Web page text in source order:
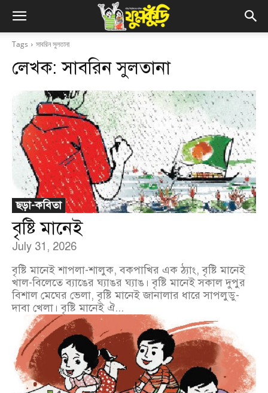
Tags সাবরিন সুলতানা
লেখক:সাবরিন সুলতানা
ছড়া-কবিতা
বৃষ্টি মানেই
July 31, 2026
বৃষ্টি মানেই শাপলা-শালুক, বকপাখির এক ঠ্যাং, বৃষ্টি মানেই
খাল-বিলেতে ব্যাঙের ঘ্যাঙর ঘ্যাঙ। বৃষ্টি মানেই সকাল দুপুর
বিশাল মেঘের ভেলা, বৃষ্টি মানেই জানালার ধারে সাপলুডু-
দাবা খেলা। বৃষ্টি মানেই ঐ...